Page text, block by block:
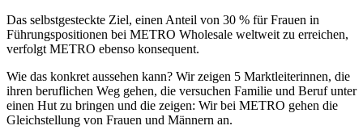
Das selbstgesteckte Ziel, einen Anteil von 30 % für Frauen in
Führungspositionen bei METRO Wholesale weltweit zu erreichen,
verfolgt METRO ebenso konsequent.
Wie das konkret aussehen kann? Wir zeigen 5 Marktleiterinnen, die
ihren beruflichen Weg gehen, die versuchen Familie und Beruf unter
einen Hut zu bringen und die zeigen: Wir bei METRO gehen die
Gleichstellung von Frauen und Männern an.